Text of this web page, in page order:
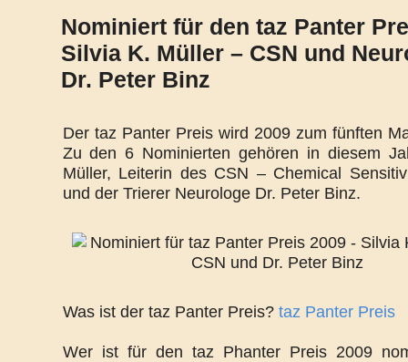
Nominiert für den taz Panter
Silvia K. Müller – CSN und
Dr. Peter Binz
Der taz Panter Preis wird 2009 zum fünften
Zu den 6 Nominierten gehören in diesem
Müller, Leiterin des CSN – Chemical
und der Trierer Neurologe Dr. Peter Binz.
Was ist der taz Panter Preis? taz Panter Preis
Wer ist für den taz Phanter Preis 2009